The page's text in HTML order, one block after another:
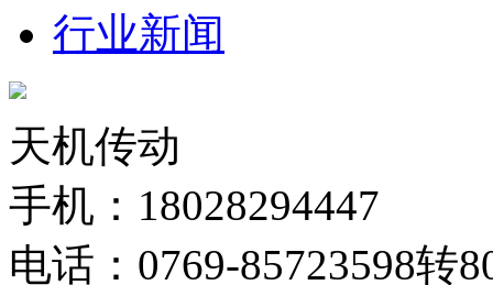
行业新闻
天机传动
手机：18028294447
电话：0769-85723598转